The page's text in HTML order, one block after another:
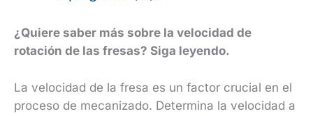
¿Quiere saber más sobre la velocidad de
rotación de las fresas? Siga leyendo.
La velocidad de la fresa es un factor crucial en el
proceso de mecanizado. Determina la velocidad a